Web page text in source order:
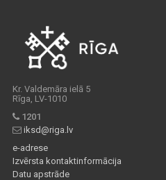
Kr. Valdemāra ielā 5
Rīga, LV-1010
1201
iksd@riga.lv
e-adrese
Izvērsta kontaktinformācija
Datu apstrāde